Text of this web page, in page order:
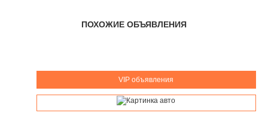
ПОХОЖИЕ ОБЪЯВЛЕНИЯ
VIP объявления